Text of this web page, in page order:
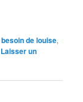
besoin de louise,
Laisser un